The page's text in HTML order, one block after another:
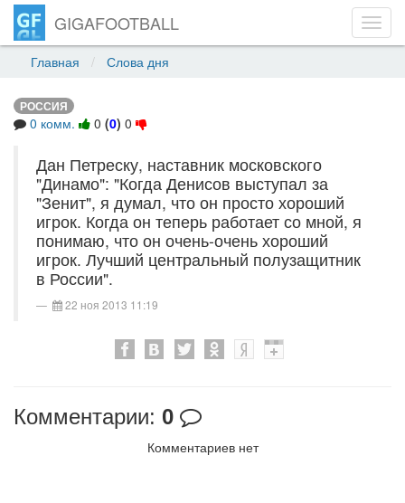
GIGAFOOTBALL
Главная Слова дня
РОССИЯ
0 комм. 0 (0) 0
Дан Петреску, наставник московского
"Динамо": "Когда Денисов выступал за
"Зенит", я думал, что он просто хороший
игрок. Когда он теперь работает со мной, я
понимаю, что он очень-очень хороший
игрок. Лучший центральный полузащитник
в России".
22 ноя 2013 11:19
Комментарии: 0
Комментариев нет